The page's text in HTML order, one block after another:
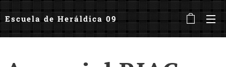
Escuela de Heráldica 09